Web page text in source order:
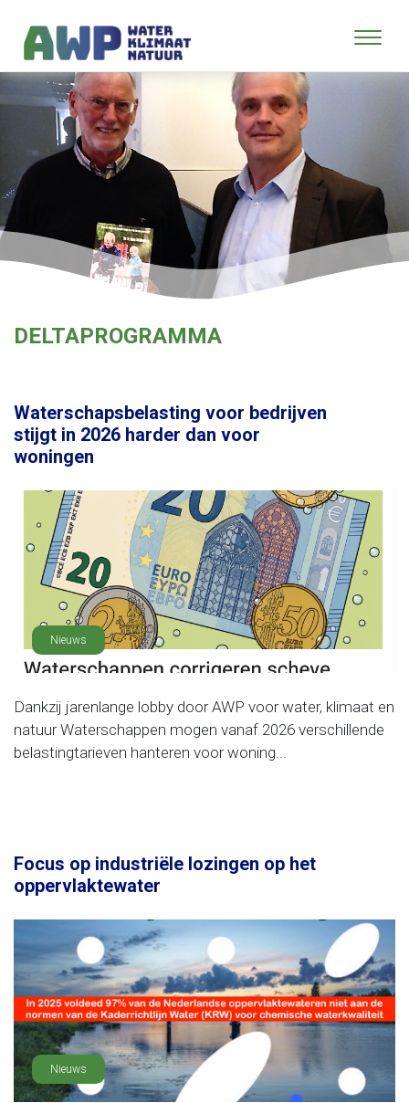
DELTAPROGRAMMA
Waterschapsbelasting voor bedrijven
stijgt in 2026 harder dan voor
woningen
Nieuws
Dankzij jarenlange lobby door AWP voor water, klimaat en
natuur Waterschappen mogen vanaf 2026 verschillende
belastingtarieven hanteren voor woning...
Focus op industriële lozingen op het
oppervlaktewater
Nieuws